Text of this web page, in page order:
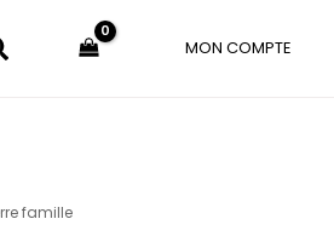
MON COMPTE
famille